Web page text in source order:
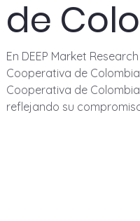
de
En DEEP Market
Cooperativa de
Cooperativa de
reflejando su